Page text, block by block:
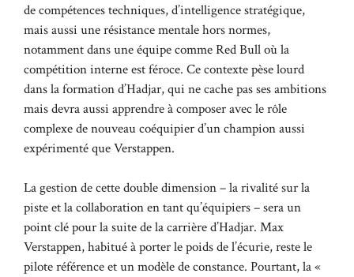
de compétences techniques, d’intelligence stratégique,
mais aussi une résistance mentale hors normes,
notamment dans une équipe comme Red Bull où la
compétition interne est féroce. Ce contexte pèse lourd
dans la formation d’Hadjar, qui ne cache pas ses ambitions
mais devra aussi apprendre à composer avec le rôle
complexe de nouveau coéquipier d’un champion aussi
expérimenté que Verstappen.
La gestion de cette double dimension – la rivalité sur la
piste et la collaboration en tant qu’équipiers – sera un
point clé pour la suite de la carrière d’Hadjar. Max
Verstappen, habitué à porter le poids de l’écurie, reste le
pilote référence et un modèle de constance. Pourtant, la «